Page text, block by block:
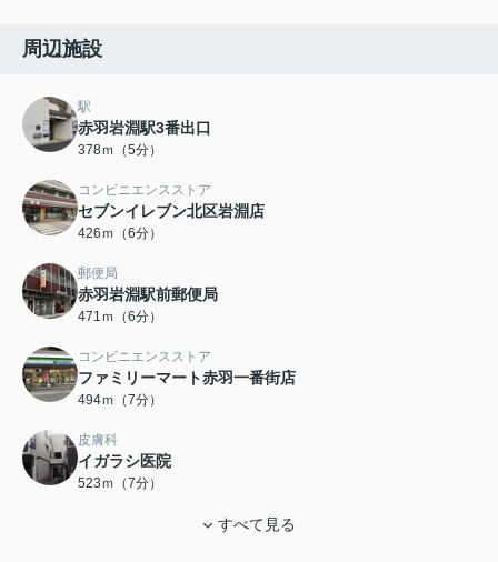
周辺施設
駅
赤羽岩淵駅3番出口
378ｍ（5分）
コンビニエンスストア
セブンイレブン北区岩淵店
426ｍ（6分）
郵便局
赤羽岩淵駅前郵便局
471ｍ（6分）
コンビニエンスストア
ファミリーマート赤羽一番街店
494ｍ（7分）
皮膚科
イガラシ医院
523ｍ（7分）
すべて見る